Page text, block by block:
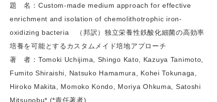
題 名：Custom-made medium approach for effective
enrichment and isolation of chemolithotrophic iron-
oxidizing bacteria （邦訳）独立栄養性鉄酸化細菌の高効率
培養を可能とするカスタムメイド培地アプローチ
著 者：Tomoki Uchijima, Shingo Kato, Kazuya Tanimoto,
Fumito Shiraishi, Natsuko Hamamura, Kohei Tokunaga,
Hiroko Makita, Momoko Kondo, Moriya Ohkuma, Satoshi
Mitsunobu* (*責任著者)